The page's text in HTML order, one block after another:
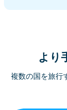
より
複数の国を旅行